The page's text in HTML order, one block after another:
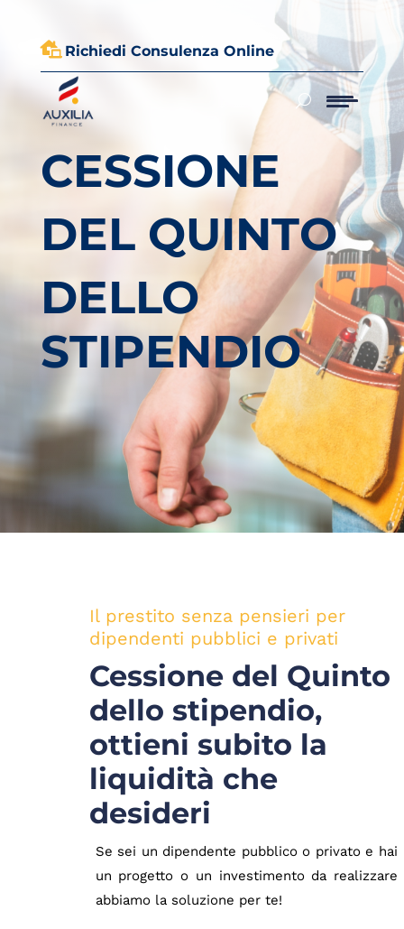
 Richiedi Consulenza Online
CESSIONE
DEL QUINTO
DELLO
STIPENDIO
Il prestito senza pensieri per
dipendenti pubblici e privati
Cessione del Quinto
dello stipendio,
ottieni subito la
liquidità che
desideri
Se sei un dipendente pubblico o privato e hai
un progetto o un investimento da realizzare
abbiamo la soluzione per te!